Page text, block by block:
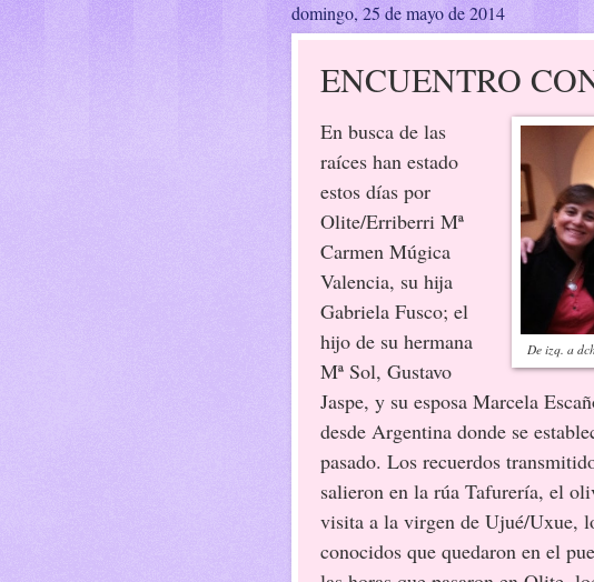
domingo, 25 de mayo de 2014
ENCUENTRO
De izq. a
En busca de las
raíces han estado
estos días por
Olite/Erriberri Mª
Carmen Múgica
Valencia, su hija
Gabriela Fusco; el
hijo de su hermana
Mª Sol, Gustavo
Jaspe, y su esposa Marcela
desde Argentina donde se
pasado. Los recuerdos
salieron en la rúa Tafurería, el
visita a la virgen de Ujué/Uxue,
conocidos que quedaron en el